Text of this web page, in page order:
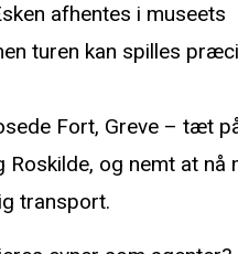
afhentes i museets
turen kan spilles
Fort, Greve – tæt
Roskilde, og nemt at nå
transport.